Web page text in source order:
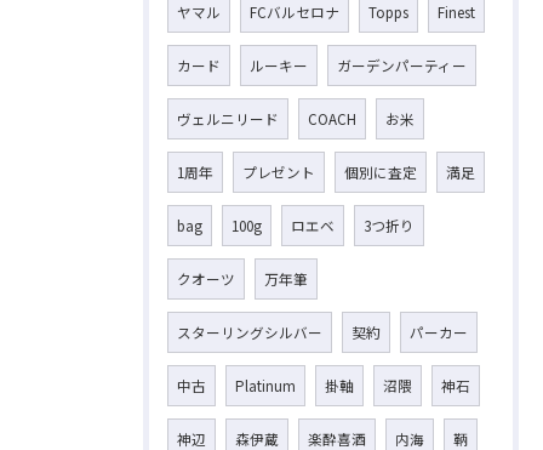
ヤマル FCバルセロナ Topps Finest
カード ルーキー ガーデンパーティー
ヴェルニリード COACH お米
1周年 プレゼント 個別に査定 満足
bag 100g ロエベ 3つ折り
クオーツ 万年筆
スターリングシルバー 契約 パーカー
中古 Platinum 掛軸 沼隈 神石
神辺 森伊蔵 楽酔喜酒 内海 鞆